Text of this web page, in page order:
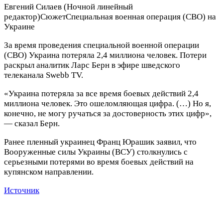
Евгений Силаев (Ночной линейный
редактор)СюжетСпециальная военная операция (СВО) на
Украине
За время проведения специальной военной операции
(СВО) Украина потеряла 2,4 миллиона человек. Потери
раскрыл аналитик Ларс Берн в эфире шведского
телеканала Swebb TV.
«Украина потеряла за все время боевых действий 2,4
миллиона человек. Это ошеломляющая цифра. (…) Но я,
конечно, не могу ручаться за достоверность этих цифр»,
— сказал Берн.
Ранее пленный украинец Франц Юрашик заявил, что
Вооруженные силы Украины (ВСУ) столкнулись с
серьезными потерями во время боевых действий на
купянском направлении.
Источник